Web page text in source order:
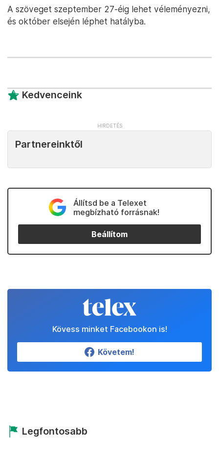
A szöveget szeptember 27-éig lehet véleményezni,
és október elsején léphet hatályba.
Kedvenceink
Partnereinktől
Állítsd be a Telexet
megbízható forrásnak!
Beállítom
Kövess minket Facebookon is!
Követem!
Legfontosabb